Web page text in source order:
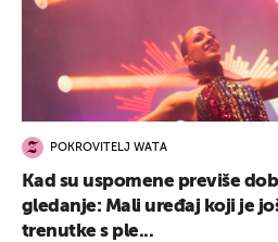
POKROVITELJ WATA
Kad su uspomene previše
gledanje: Mali uređaj koji je
trenutke s ple...